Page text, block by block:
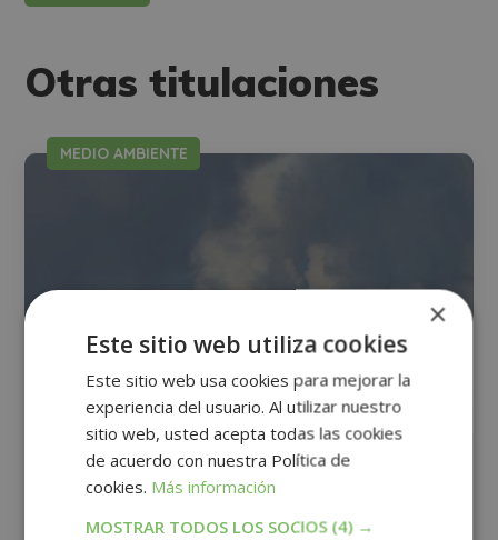
Otras titulaciones
MEDIO AMBIENTE
×
Este sitio web utiliza cookies
Este sitio web usa cookies para mejorar la
experiencia del usuario. Al utilizar nuestro
sitio web, usted acepta todas las cookies
de acuerdo con nuestra Política de
cookies. Más información
MOSTRAR TODOS LOS SOCIOS (4) →